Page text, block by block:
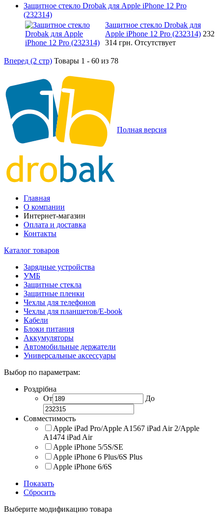
Защитное стекло Drobak для Apple iPhone 12 Pro
(232314)
Защитное стекло Drobak для
Apple iPhone 12 Pro (232314) 232
314 грн. Отсутствует
Вперед (2 стр) Товары 1 - 60 из 78
Полная версия
Главная
О компании
Интернет-магазин
Оплата и доставка
Контакты
Каталог товаров
Зарядные устройства
УМБ
Защитные стекла
Защитные пленки
Чехлы для телефонов
Чехлы для планшетов/E-book
Кабели
Блоки питания
Аккумуляторы
Автомобильные держатели
Универсальные аксессуары
Выбор по параметрам:
Роздрібна
От
До
Совместимость
Apple iPad Pro/Apple A1567 iPad Air 2/Apple
A1474 iPad Air
Apple iPhone 5/5S/SE
Apple iPhone 6 Plus/6S Plus
Apple iPhone 6/6S
Показать
Сбросить
Выберите модификацию товара